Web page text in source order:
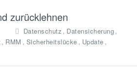
zurücklehnen
Datenschutz , Datensicherung,
, RMM , Sicherheitslücke , Update ,